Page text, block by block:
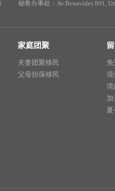
秘鲁办事处：Av.Benavides 801,
家庭团聚
夫妻团聚移民
父母担保移民
境
境
夏